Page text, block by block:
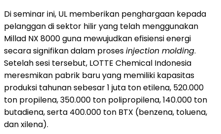
Di seminar ini, UL memberikan penghargaan kepada
pelanggan di sektor hilir yang telah menggunakan
Millad NX 8000 guna mewujudkan efisiensi energi
secara signifikan dalam prosesinjection molding.
Setelah sesi tersebut, LOTTE Chemical Indonesia
meresmikan pabrik baru yang memiliki kapasitas
produksi tahunan sebesar 1 juta ton etilena, 520.000
ton propilena, 350.000 ton polipropilena, 140.000 ton
butadiena, serta 400.000 ton BTX (benzena, toluena,
dan xilena).